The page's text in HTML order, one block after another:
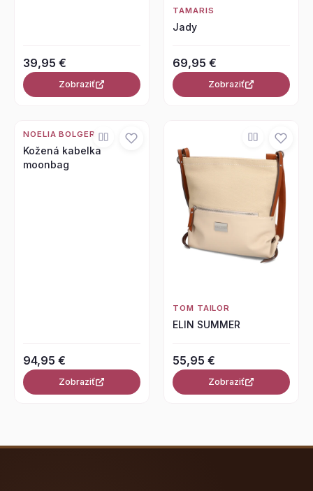
39,95 €
Zobraziť
TAMARIS
Jady
69,95 €
Zobraziť
NOELIA BOLGER
Kožená kabelka
moonbag
94,95 €
Zobraziť
TOM TAILOR
ELIN SUMMER
55,95 €
Zobraziť